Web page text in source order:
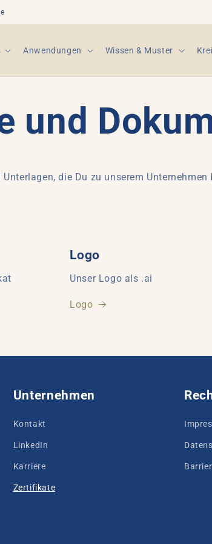
Anwendungen Wissen & Muster
und
die Du zu unserem
Logo
Unser Logo als .ai
Logo
Unternehmen
Kontakt
LinkedIn
Karriere
Zertifikate